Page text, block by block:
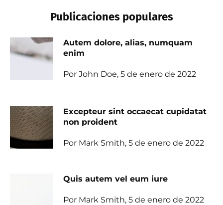
Publicaciones populares
Autem dolore, alias, numquam
enim
Por John Doe, 5 de enero de 2022
Excepteur sint occaecat cupidatat
non proident
Por Mark Smith, 5 de enero de 2022
Quis autem vel eum iure
Por Mark Smith, 5 de enero de 2022